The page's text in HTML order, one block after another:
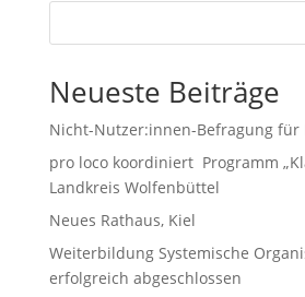
Neueste Beiträge
Nicht-Nutzer:innen-Befragung für
pro loco koordiniert Programm
Landkreis Wolfenbüttel
Neues Rathaus, Kiel
Weiterbildung Systemische
erfolgreich abgeschlossen